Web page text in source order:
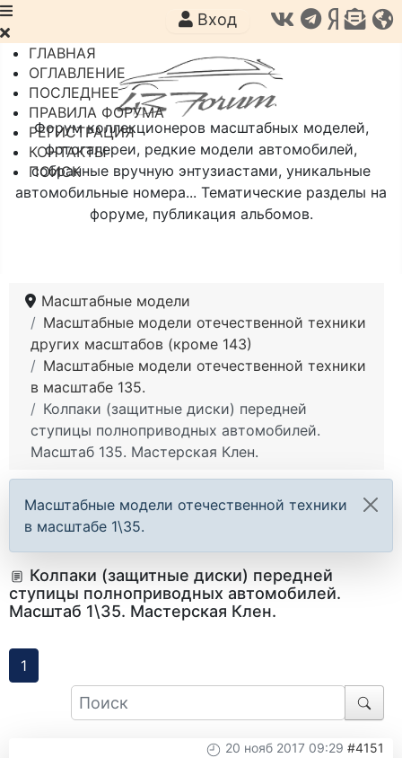
Форум коллекционеров масштабных моделей,
фотогалереи, редкие модели автомобилей,
собранные вручную энтузиастами, уникальные
автомобильные номера... Тематические разделы на
форуме, публикация альбомов.
Вход
ГЛАВНАЯ
ОГЛАВЛЕНИЕ
ПОСЛЕДНЕЕ
ПРАВИЛА ФОРУМА
РЕГИСТРАЦИЯ
КОНТАКТЫ
ПОИСК
Масштабные модели
Масштабные модели отечественной техники
других масштабов (кроме 143)
Масштабные модели отечественной техники
в масштабе 135.
Колпаки (защитные диски) передней
ступицы полноприводных автомобилей.
Масштаб 135. Мастерская Клен.
Масштабные модели отечественной техники
в масштабе 1\35.
Колпаки (защитные диски) передней
ступицы полноприводных автомобилей.
Масштаб 1\35. Мастерская Клен.
1
20 нояб 2017 09:29 #4151